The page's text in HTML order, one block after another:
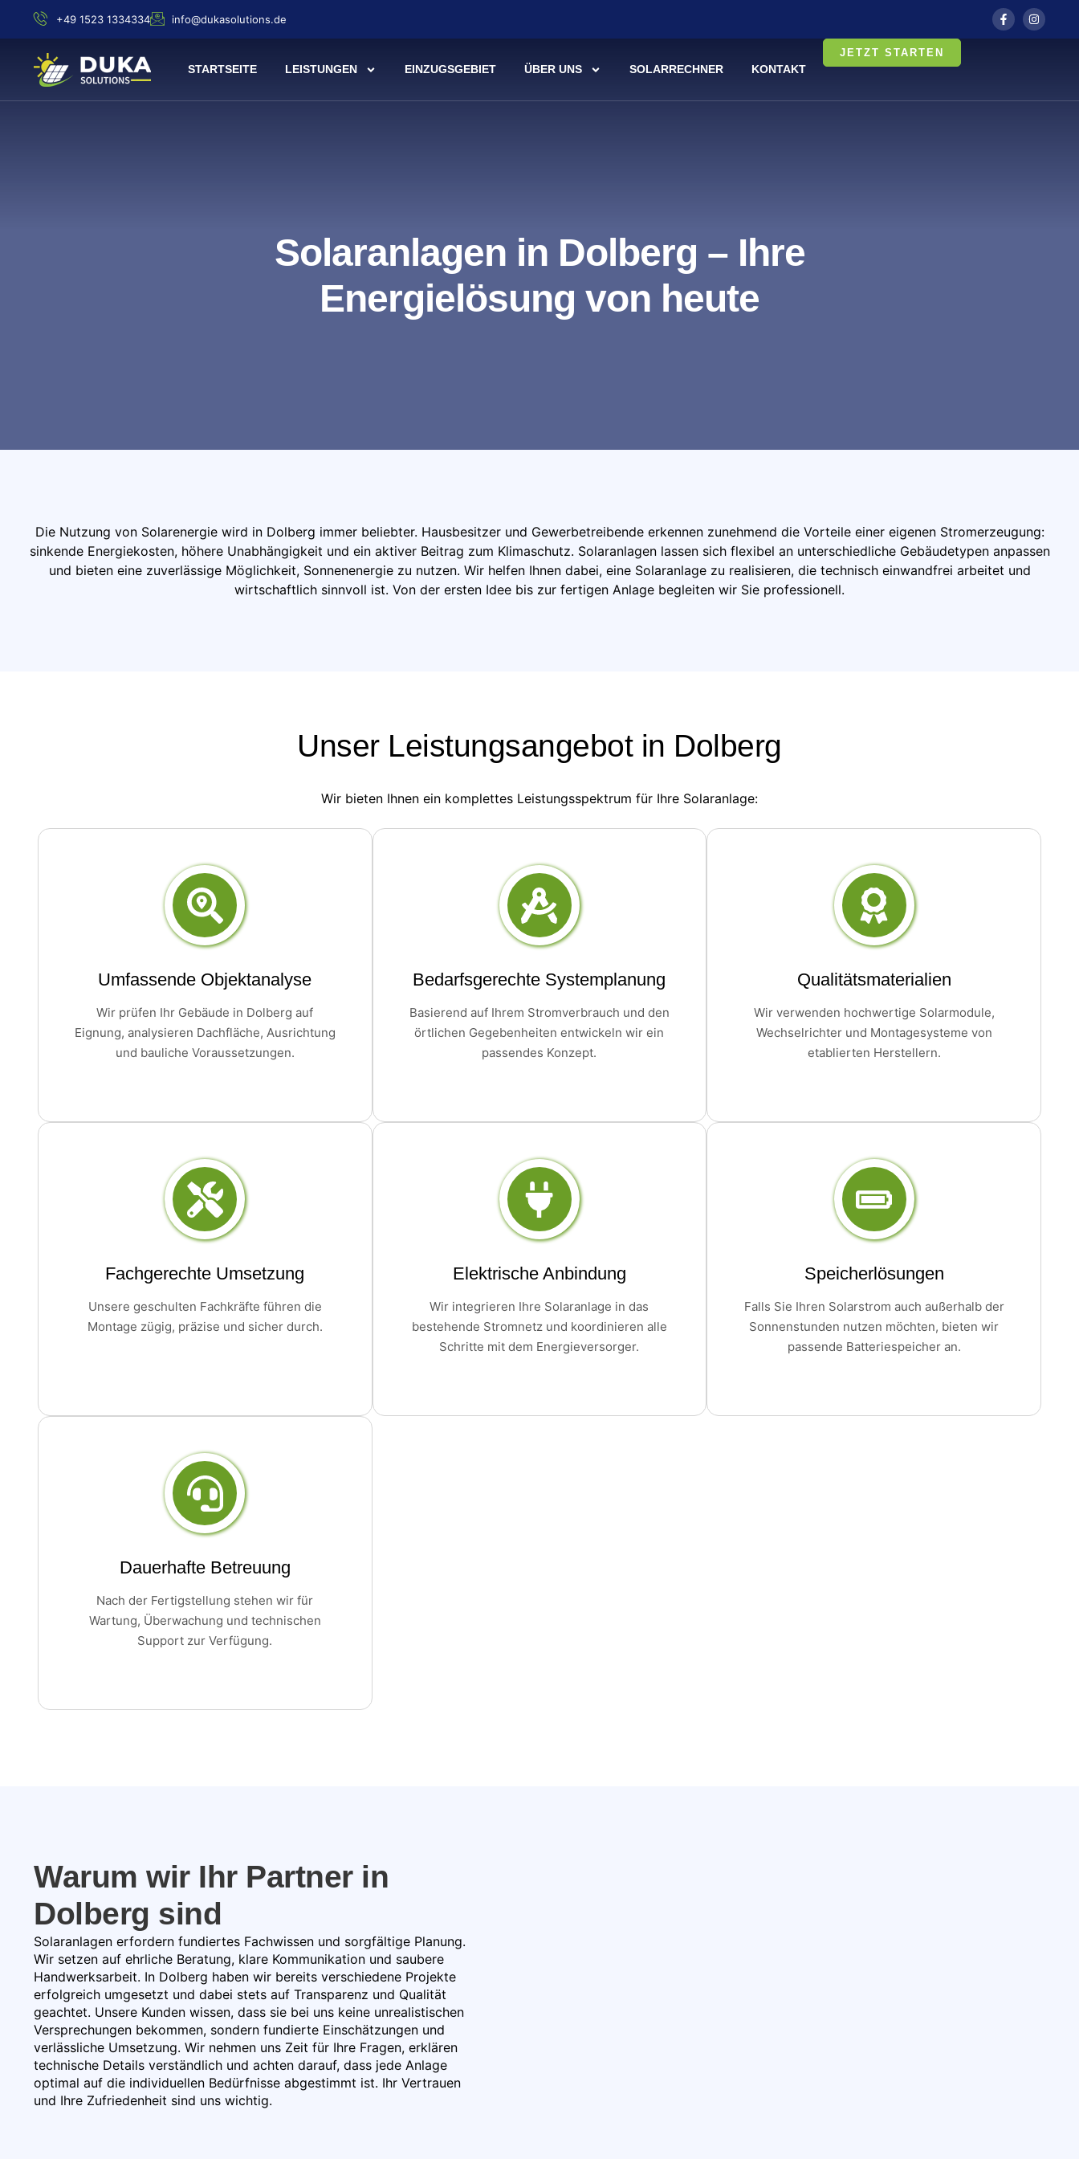
+49 1523 1334334 info@dukasolutions.de
STARTSEITE LEISTUNGEN EINZUGSGEBIET ÜBER UNS SOLARRECHNER KONTAKT
JETZT STARTEN
Solaranlagen in Dolberg – Ihre
Energielösung von heute
Die Nutzung von Solarenergie wird in Dolberg immer beliebter. Hausbesitzer und Gewerbetreibende erkennen zunehmend die Vorteile einer eigenen Stromerzeugung:
sinkende Energiekosten, höhere Unabhängigkeit und ein aktiver Beitrag zum Klimaschutz. Solaranlagen lassen sich flexibel an unterschiedliche Gebäudetypen anpassen
und bieten eine zuverlässige Möglichkeit, Sonnenenergie zu nutzen. Wir helfen Ihnen dabei, eine Solaranlage zu realisieren, die technisch einwandfrei arbeitet und
wirtschaftlich sinnvoll ist. Von der ersten Idee bis zur fertigen Anlage begleiten wir Sie professionell.
Unser Leistungsangebot in Dolberg
Wir bieten Ihnen ein komplettes Leistungsspektrum für Ihre Solaranlage:
Umfassende Objektanalyse
Wir prüfen Ihr Gebäude in Dolberg auf
Eignung, analysieren Dachfläche, Ausrichtung
und bauliche Voraussetzungen.
Bedarfsgerechte Systemplanung
Basierend auf Ihrem Stromverbrauch und den
örtlichen Gegebenheiten entwickeln wir ein
passendes Konzept.
Qualitätsmaterialien
Wir verwenden hochwertige Solarmodule,
Wechselrichter und Montagesysteme von
etablierten Herstellern.
Fachgerechte Umsetzung
Unsere geschulten Fachkräfte führen die
Montage zügig, präzise und sicher durch.
Elektrische Anbindung
Wir integrieren Ihre Solaranlage in das
bestehende Stromnetz und koordinieren alle
Schritte mit dem Energieversorger.
Speicherlösungen
Falls Sie Ihren Solarstrom auch außerhalb der
Sonnenstunden nutzen möchten, bieten wir
passende Batteriespeicher an.
Dauerhafte Betreuung
Nach der Fertigstellung stehen wir für
Wartung, Überwachung und technischen
Support zur Verfügung.
Warum wir Ihr Partner in
Dolberg sind
Solaranlagen erfordern fundiertes Fachwissen und sorgfältige Planung.
Wir setzen auf ehrliche Beratung, klare Kommunikation und saubere
Handwerksarbeit. In Dolberg haben wir bereits verschiedene Projekte
erfolgreich umgesetzt und dabei stets auf Transparenz und Qualität
geachtet. Unsere Kunden wissen, dass sie bei uns keine unrealistischen
Versprechungen bekommen, sondern fundierte Einschätzungen und
verlässliche Umsetzung. Wir nehmen uns Zeit für Ihre Fragen, erklären
technische Details verständlich und achten darauf, dass jede Anlage
optimal auf die individuellen Bedürfnisse abgestimmt ist. Ihr Vertrauen
und Ihre Zufriedenheit sind uns wichtig.